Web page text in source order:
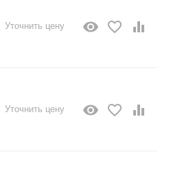
Уточнить цену
Уточнить цену